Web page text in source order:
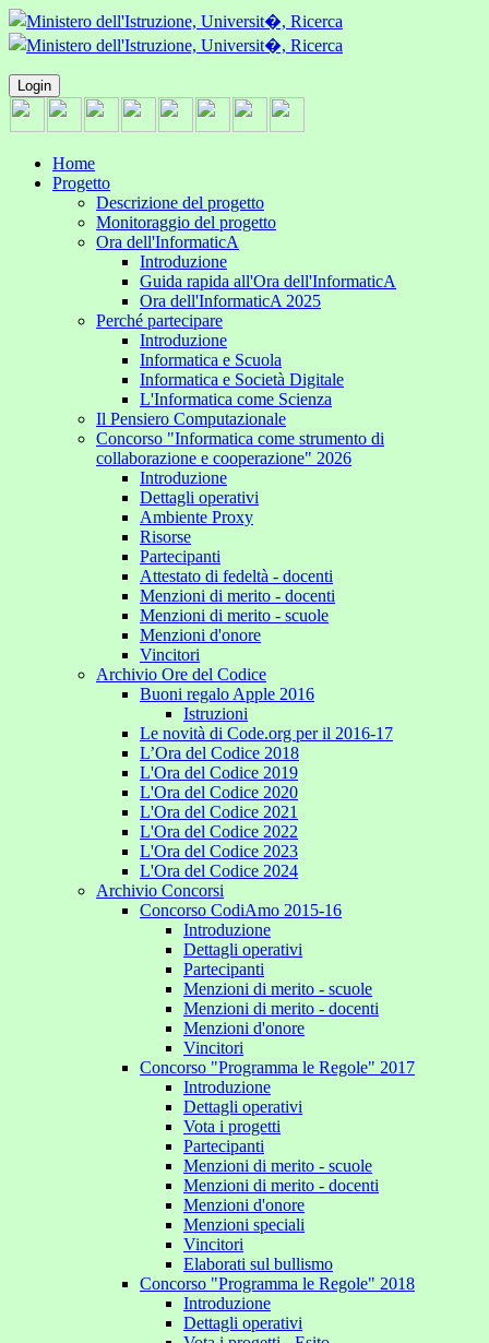
Login
Home
Progetto
Descrizione del progetto
Monitoraggio del progetto
Ora dell'InformaticA
Introduzione
Guida rapida all'Ora dell'InformaticA
Ora dell'InformaticA 2025
Perché partecipare
Introduzione
Informatica e Scuola
Informatica e Società Digitale
L'Informatica come Scienza
Il Pensiero Computazionale
Concorso "Informatica come strumento di
collaborazione e cooperazione" 2026
Introduzione
Dettagli operativi
Ambiente Proxy
Risorse
Partecipanti
Attestato di fedeltà - docenti
Menzioni di merito - docenti
Menzioni di merito - scuole
Menzioni d'onore
Vincitori
Archivio Ore del Codice
Buoni regalo Apple 2016
Istruzioni
Le novità di Code.org per il 2016-17
L’Ora del Codice 2018
L'Ora del Codice 2019
L'Ora del Codice 2020
L'Ora del Codice 2021
L'Ora del Codice 2022
L'Ora del Codice 2023
L'Ora del Codice 2024
Archivio Concorsi
Concorso CodiAmo 2015-16
Introduzione
Dettagli operativi
Partecipanti
Menzioni di merito - scuole
Menzioni di merito - docenti
Menzioni d'onore
Vincitori
Concorso "Programma le Regole" 2017
Introduzione
Dettagli operativi
Vota i progetti
Partecipanti
Menzioni di merito - scuole
Menzioni di merito - docenti
Menzioni d'onore
Menzioni speciali
Vincitori
Elaborati sul bullismo
Concorso "Programma le Regole" 2018
Introduzione
Dettagli operativi